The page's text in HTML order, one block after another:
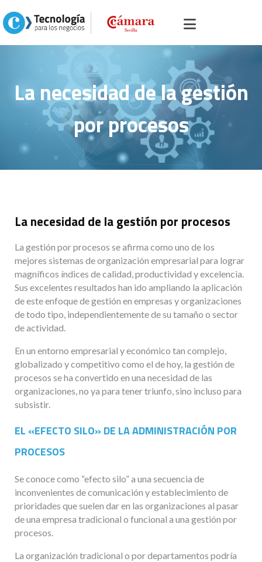
Inicio Portal servicios, comercio y otros
procesos
La necesidad de la gestión
por procesos
La necesidad de la gestión por procesos
La gestión por procesos se afirma como uno de los
mejores sistemas de organización empresarial para lograr
magníficos índices de calidad, productividad y excelencia.
Sus excelentes resultados han ido ampliando la aplicación
de este enfoque de gestión en empresas y organizaciones
de todo tipo, independientemente de su tamaño o sector
de actividad.
En un entorno empresarial y económico tan complejo,
globalizado y competitivo como el de hoy, la gestión de
procesos se ha convertido en una necesidad de las
organizaciones, no ya para tener triunfo, sino incluso para
subsistir.
EL «EFECTO SILO» DE LAADMINISTRACIÓN POR
PROCESOS
Se conoce como “efecto silo” a una secuencia de
inconvenientes de comunicación y establecimiento de
prioridades que suelen dar en las organizaciones al pasar
de una empresa tradicional o funcional a una gestión por
procesos.
La organización tradicional o por departamentos podría